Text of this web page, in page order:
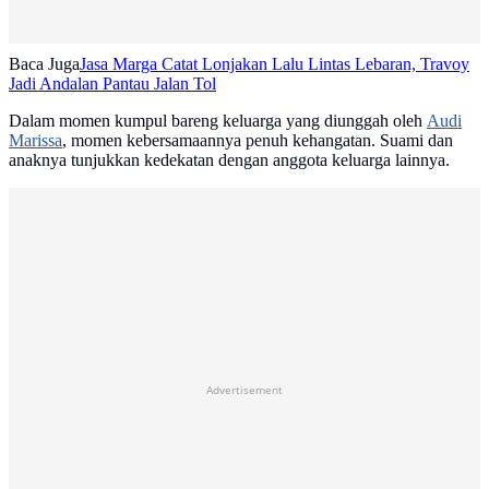
Baca JugaJasa Marga Catat Lonjakan Lalu Lintas Lebaran, Travoy
Jadi Andalan Pantau Jalan Tol
Dalam momen kumpul bareng keluarga yang diunggah oleh Audi
Marissa, momen kebersamaannya penuh kehangatan. Suami dan
anaknya tunjukkan kedekatan dengan anggota keluarga lainnya.
Advertisement